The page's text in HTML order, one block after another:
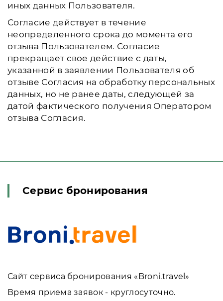
иных данных Пользователя.
Согласие действует в течение
неопределенного срока до момента его
отзыва Пользователем. Согласие
прекращает свое действие с даты,
указанной в заявлении Пользователя об
отзыве Согласия на обработку персональных
данных, но не ранее даты, следующей за
датой фактического получения Оператором
отзыва Согласия.
Сервис бронирования
Сайт сервиса бронирования «Broni.travel»
Время приема заявок - круглосуточно.